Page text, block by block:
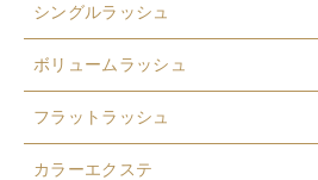
シングルラッシュ
ボリュームラッシュ
フラットラッシュ
カラーエクステ